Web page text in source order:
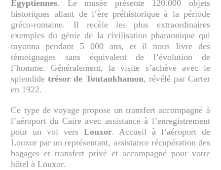
Égyptiennes. Le musée présente 120.000 objets
historiques allant de l’ère préhistorique à la période
gréco-romaine. Il recèle les plus extraordinaires
exemples du génie de la civilisation pharaonique qui
rayonna pendant 5 000 ans, et il nous livre des
témoignages sans équivalent de l’évolution de
l’homme. Généralement, la visite s’achève avec le
splendidetrésor de Toutankhamon, révélé par Carter
en 1922.
Ce type de voyage propose un transfert accompagné à
l’aéroport du Caire avec assistance à l’enregistrement
pour un vol vers Louxor. Accueil à l’aéroport de
Louxor par un représentant, assistance récupération des
bagages et transfert privé et accompagné pour votre
hôtel à Louxor.